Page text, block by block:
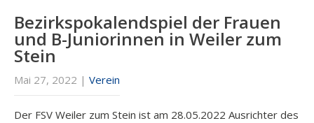
Bezirkspokalendspiel der Frauen
und B-Juniorinnen in Weiler zum
Stein
Mai 27, 2022 | Verein
Der FSV Weiler zum Stein ist am 28.05.2022 Ausrichter des